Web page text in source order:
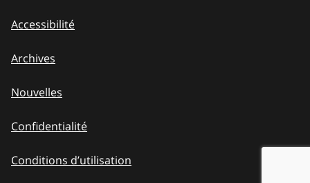
Accessibilité
Archives
Nouvelles
Confidentialité
Conditions d’utilisation